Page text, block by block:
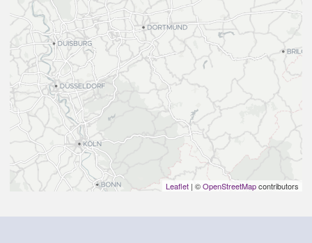
Leaflet | ©OpenStreetMapcontributors